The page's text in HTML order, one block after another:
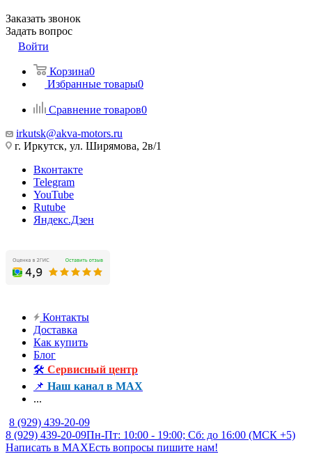
Заказать звонок
Задать вопрос
Войти
Корзина0
Избранные товары0
Сравнение товаров0
irkutsk@akva-motors.ru
г. Иркутск, ул. Ширямова, 2в/1
Вконтакте
Telegram
YouTube
Rutube
Яндекс.Дзен
Контакты
Доставка
Как купить
Блог
🛠️ Сервисный центр
📌 Наш канал в MAX
...
8 (929) 439-20-09
8 (929) 439-20-09Пн-Пт: 10:00 - 19:00; Сб: до 16:00 (МСК +5)
Написать в MAXЕсть вопросы пишите нам!